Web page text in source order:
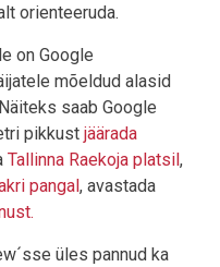
orienteeruda.
on Google
mõeldud alasid
saab Google
pikkust jäärada
Tallinna Raekoja platsil,
pangal, avastada
üles pannud ka